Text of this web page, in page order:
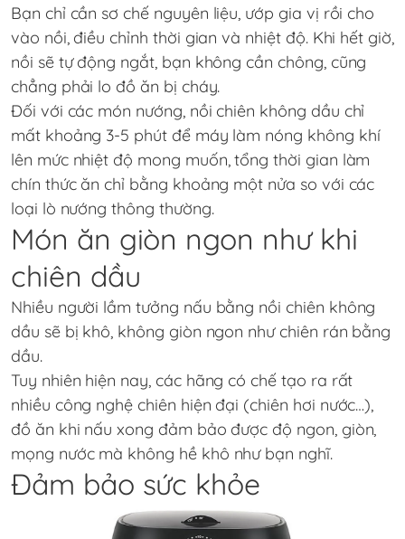
Bạn chỉ cần sơ chế nguyên liệu, ướp gia vị rồi cho
vào nồi, điều chỉnh thời gian và nhiệt độ. Khi hết giờ,
nồi sẽ tự động ngắt, bạn không cần chông, cũng
chẳng phải lo đồ ăn bị cháy.
Đối với các món nướng, nồi chiên không dầu chỉ
mất khoảng 3-5 phút để máy làm nóng không khí
lên mức nhiệt độ mong muốn, tổng thời gian làm
chín thức ăn chỉ bằng khoảng một nửa so với các
loại lò nướng thông thường.
Món ăn giòn ngon như khi
chiên dầu
Nhiều người lầm tưởng nấu bằng nồi chiên không
dầu sẽ bị khô, không giòn ngon như chiên rán bằng
dầu.
Tuy nhiên hiện nay, các hãng có chế tạo ra rất
nhiều công nghệ chiên hiện đại (chiên hơi nước…),
đồ ăn khi nấu xong đảm bảo được độ ngon, giòn,
mọng nước mà không hề khô như bạn nghĩ.
Đảm bảo sức khỏe